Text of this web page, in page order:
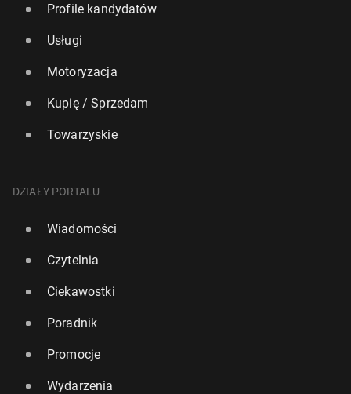
Profile kandydatów
Usługi
Motoryzacja
Kupię / Sprzedam
Towarzyskie
DZIAŁY PORTALU
Wiadomości
Czytelnia
Ciekawostki
Poradnik
Promocje
Wydarzenia